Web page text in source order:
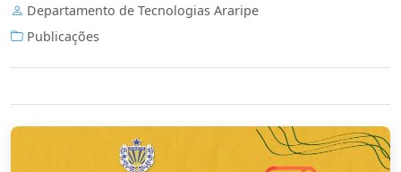
Departamento de Tecnologias Araripe
Publicações